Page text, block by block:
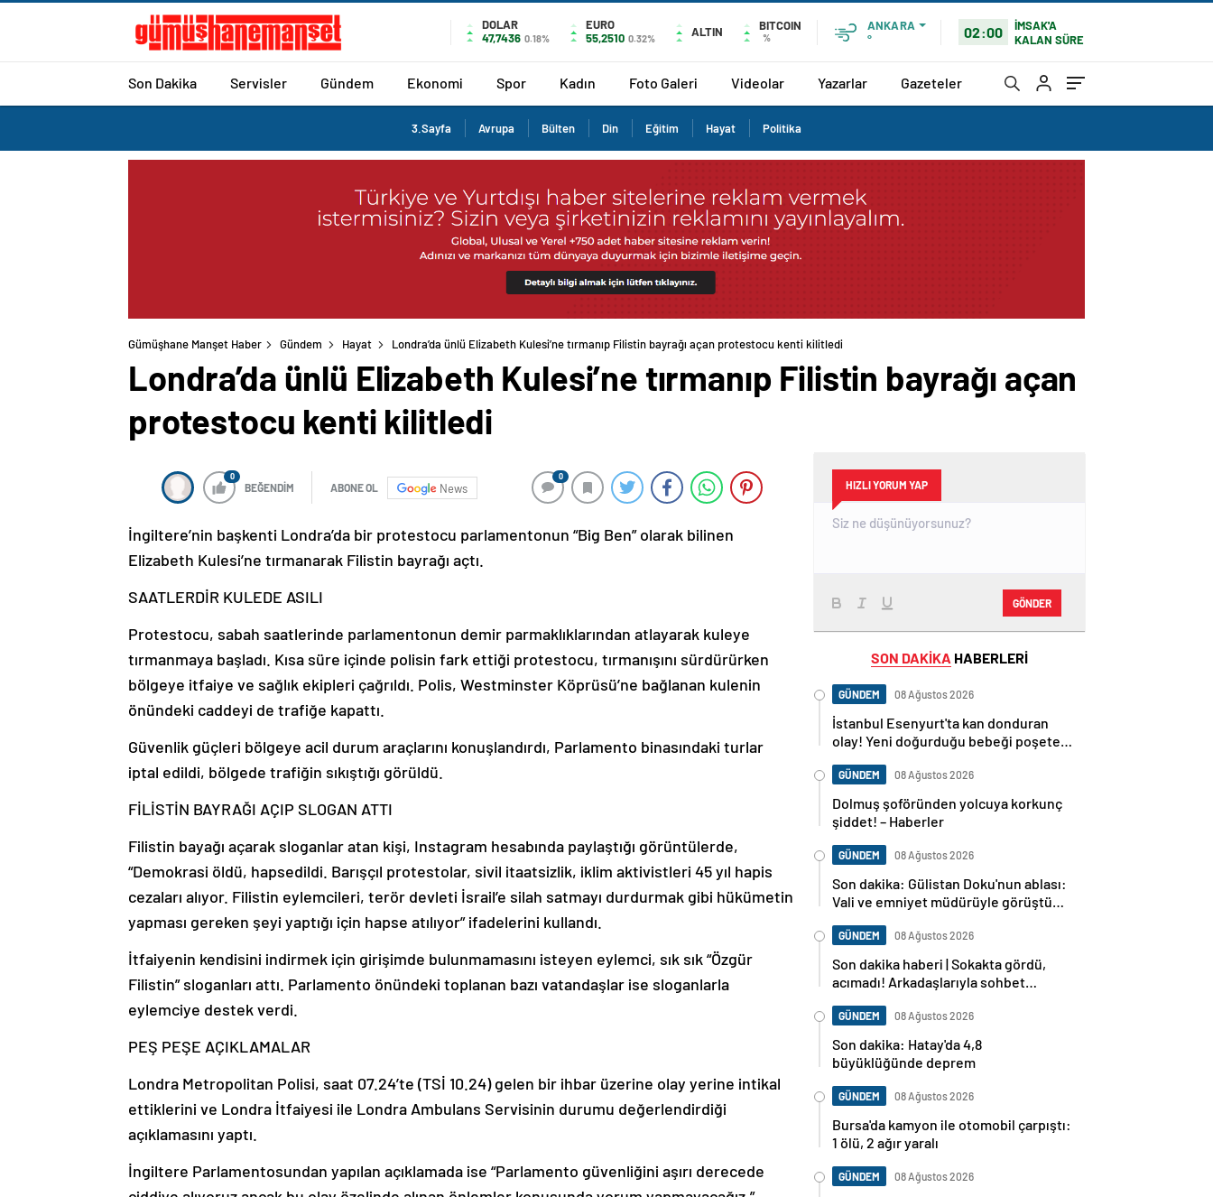
DOLAR
47,7436 0.18%
EURO
55,2510 0.32% ALTIN BITCOIN
%
ANKARA
°
02:00
İMSAK'A
KALAN SÜRE
Son Dakika Servisler Gündem Ekonomi Spor Kadın Foto Galeri Videolar Yazarlar Gazeteler
3.Sayfa Avrupa Bülten Din Eğitim Hayat Politika
Gümüşhane Manşet Haber Gündem Hayat Londra’da ünlü Elizabeth Kulesi’ne tırmanıp Filistin bayrağı açan protestocu kenti kilitledi
Londra’da ünlü Elizabeth Kulesi’ne tırmanıp Filistin bayrağı açan
protestocu kenti kilitledi
0
BEĞENDİM ABONE OL News
0
İngiltere’nin başkenti Londra’da bir protestocu parlamentonun “Big Ben” olarak bilinen
Elizabeth Kulesi’ne tırmanarak Filistin bayrağı açtı.
SAATLERDİR KULEDE ASILI
Protestocu, sabah saatlerinde parlamentonun demir parmaklıklarından atlayarak kuleye
tırmanmaya başladı. Kısa süre içinde polisin fark ettiği protestocu, tırmanışını sürdürürken
bölgeye itfaiye ve sağlık ekipleri çağrıldı. Polis, Westminster Köprüsü’ne bağlanan kulenin
önündeki caddeyi de trafiğe kapattı.
Güvenlik güçleri bölgeye acil durum araçlarını konuşlandırdı, Parlamento binasındaki turlar
iptal edildi, bölgede trafiğin sıkıştığı görüldü.
FİLİSTİN BAYRAĞI AÇIP SLOGAN ATTI
Filistin bayağı açarak sloganlar atan kişi, Instagram hesabında paylaştığı görüntülerde,
“Demokrasi öldü, hapsedildi. Barışçıl protestolar, sivil itaatsizlik, iklim aktivistleri 45 yıl hapis
cezaları alıyor. Filistin eylemcileri, terör devleti İsrail’e silah satmayı durdurmak gibi hükümetin
yapması gereken şeyi yaptığı için hapse atılıyor” ifadelerini kullandı.
İtfaiyenin kendisini indirmek için girişimde bulunmamasını isteyen eylemci, sık sık “Özgür
Filistin” sloganları attı. Parlamento önündeki toplanan bazı vatandaşlar ise sloganlarla
eylemciye destek verdi.
PEŞ PEŞE AÇIKLAMALAR
Londra Metropolitan Polisi, saat 07.24’te (TSİ 10.24) gelen bir ihbar üzerine olay yerine intikal
ettiklerini ve Londra İtfaiyesi ile Londra Ambulans Servisinin durumu değerlendirdiği
açıklamasını yaptı.
İngiltere Parlamentosundan yapılan açıklamada ise “Parlamento güvenliğini aşırı derecede
HIZLI YORUM YAP
GÖNDER
SON DAKİKA HABERLERİ
GÜNDEM 08 Ağustos 2026
İstanbul Esenyurt'ta kan donduran
olay! Yeni doğurduğu bebeği poşete
haberleri
GÜNDEM 08 Ağustos 2026
Dolmuş şoföründen yolcuya korkunç
şiddet! – Haberler
GÜNDEM 08 Ağustos 2026
Son dakika: Gülistan Doku'nun ablası:
Vali ve emniyet müdürüyle görüştüm,
GÜNDEM 08 Ağustos 2026
Son dakika haberi | Sokakta gördü,
acımadı! Arkadaşlarıyla sohbet
GÜNDEM 08 Ağustos 2026
Son dakika: Hatay'da 4,8
büyüklüğünde deprem
GÜNDEM 08 Ağustos 2026
Bursa'da kamyon ile otomobil çarpıştı:
1 ölü, 2 ağır yaralı
GÜNDEM 08 Ağustos 2026